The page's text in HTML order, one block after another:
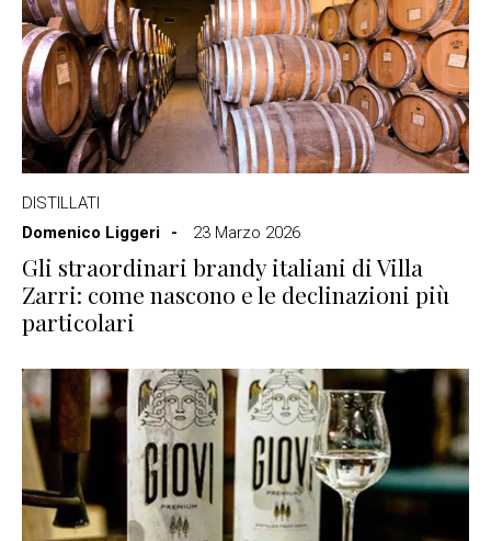
DISTILLATI
Domenico Liggeri
23 Marzo 2026
Gli straordinari brandy italiani di Villa
Zarri: come nascono e le declinazioni più
particolari